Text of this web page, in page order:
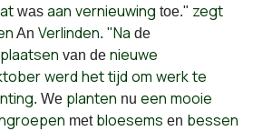
was aan vernieuwing toe." zegt
An Verlinden. "Na de
plaatsen van de nieuwe
werd hettijd om werkte
. We planten nu een mooie
met bloesems en bessen